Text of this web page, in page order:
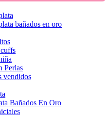
bañados en oro
Perlas
vendidos
Bañados En Oro